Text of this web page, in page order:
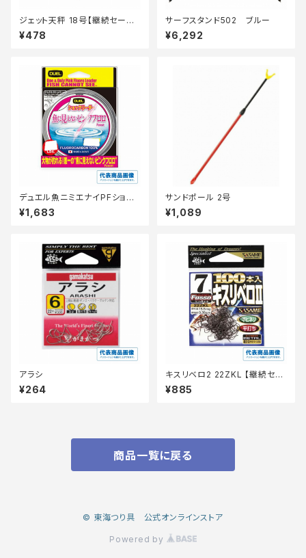
ジェット天秤 18号【継続セール_
仕掛】
¥478
サーフスタンド502 ブルー
¥6,292
デュエル魚ニミエナイPFショッ
クリーダー50m12LbステルスP
¥1,683
サンドポール 2号
¥1,089
アラシ
¥264
キスリベロ2 22ZKL 【継続セー
ル_仕掛】
¥885
商品一覧に戻る
© 東海つり具 公式オンラインストア
Powered by